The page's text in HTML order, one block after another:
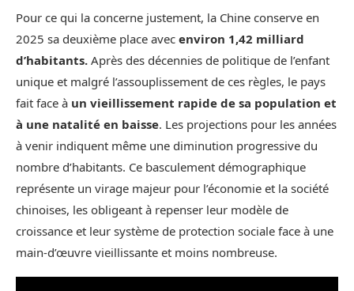
Pour ce qui la concerne justement, la Chine conserve en
2025 sa deuxième place avec environ 1,42 milliard
d’habitants. Après des décennies de politique de l’enfant
unique et malgré l’assouplissement de ces règles, le pays
fait face à un vieillissement rapide de sa population et
à une natalité en baisse. Les projections pour les années
à venir indiquent même une diminution progressive du
nombre d’habitants. Ce basculement démographique
représente un virage majeur pour l’économie et la société
chinoises, les obligeant à repenser leur modèle de
croissance et leur système de protection sociale face à une
main-d’œuvre vieillissante et moins nombreuse.